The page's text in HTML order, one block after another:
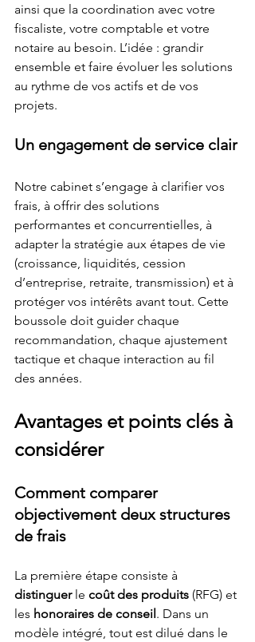
ainsi que la coordination avec votre
fiscaliste, votre comptable et votre
notaire au besoin. L’idée : grandir
ensemble et faire évoluer les solutions
au rythme de vos actifs et de vos
projets.
Un engagement de service clair
Notre cabinet s’engage à clarifier vos
frais, à offrir des solutions
performantes et concurrentielles, à
adapter la stratégie aux étapes de vie
(croissance, liquidités, cession
d’entreprise, retraite, transmission) et à
protéger vos intérêts avant tout. Cette
boussole doit guider chaque
recommandation, chaque ajustement
tactique et chaque interaction au fil
des années.
Avantages et points clés à
considérer
Comment comparer
objectivement deux structures
de frais
La première étape consiste à
distinguer le coût des produits (RFG) et
les honoraires de conseil . Dans un
modèle intégré, tout est dilué dans le